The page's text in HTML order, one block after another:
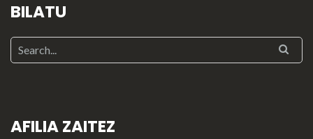
BILATU
AFILIA ZAITEZ